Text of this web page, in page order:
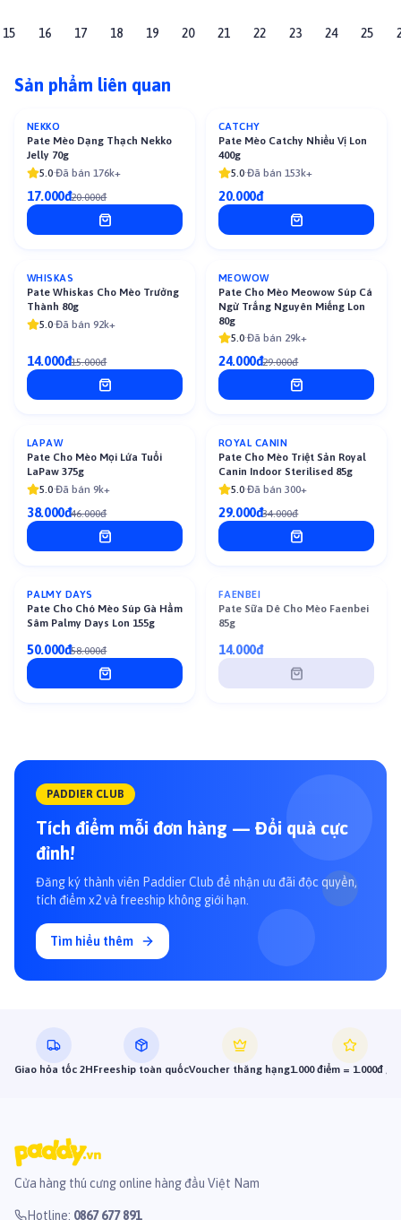
15 16 17 18 19 20 21 22 23 24 25
Sản phẩm liên quan
-15%
NEKKO
Pate Mèo Dạng Thạch Nekko
Jelly 70g
5.0·Đã bán 176k+
17.000đ20.000đ
BÁN CHẠY
CATCHY
Pate Mèo Catchy Nhiều Vị Lon
400g
5.0·Đã bán 153k+
20.000đ
-7%
WHISKAS
Pate Whiskas Cho Mèo Trưởng
Thành 80g
5.0·Đã bán 92k+
14.000đ15.000đ
-17%
MEOWOW
Pate Cho Mèo Meowow Súp Cá
Ngừ Trắng Nguyên Miếng Lon
80g
5.0·Đã bán 29k+
24.000đ29.000đ
-17%
LAPAW
Pate Cho Mèo Mọi Lứa Tuổi
LaPaw 375g
5.0·Đã bán 9k+
38.000đ46.000đ
-15%
ROYAL CANIN
Pate Cho Mèo Triệt Sản Royal
Canin Indoor Sterilised 85g
5.0·Đã bán 300+
29.000đ34.000đ
-14%
PALMY DAYS
Pate Cho Chó Mèo Súp Gà Hầm
Sâm Palmy Days Lon 155g
50.000đ58.000đ
Đã Bán Hết
FAENBEI
Pate Sữa Dê Cho Mèo Faenbei
85g
14.000đ
PADDIER CLUB
Tích điểm mỗi đơn hàng — Đổi quà cực
đỉnh!
Đăng ký thành viên Paddier Club để nhận ưu đãi độc quyền,
tích điểm x2 và freeship không giới hạn.
Tìm hiểu thêm
Giao hỏa tốc 2HFreeship toàn quốcVoucher thăng hạng1.000 điểm = 1.000đ
Cửa hàng thú cưng online hàng đầu Việt Nam
Hotline: 0867 677 891